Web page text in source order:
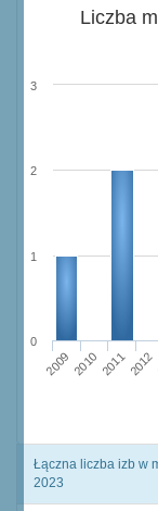
Liczba
2009 2010 20112012
0
1
2
3
Łączna liczba izb w
2023